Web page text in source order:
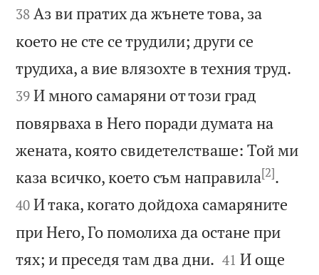
38 Аз ви пратих да жънете това, за
което не сте се трудили; други се
трудиха, а вие влязохте в техния труд.
39 И много самаряни от този град
повярваха в Него поради думата на
жената, която свидетелстваше: Той ми
каза всичко, което съм направила[2].
40 И така, когато дойдоха самаряните
при Него, Го помолиха да остане при
тях; и преседя там два дни. 

41 И още